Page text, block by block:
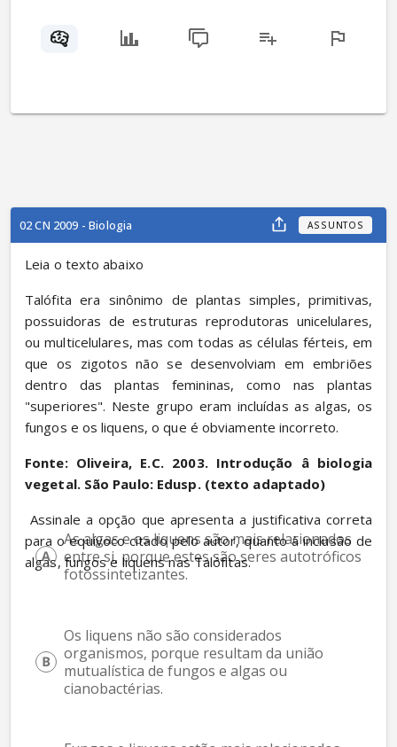
02 CN 2009 - Biologia ASSUNTOS
Leia o texto abaixo
Talófita era sinônimo de plantas simples, primitivas,
possuidoras de estruturas reprodutoras unicelulares,
ou multicelulares, mas com todas as células férteis, em
que os zigotos não se desenvolviam em embriões
dentro das plantas femininas, como nas plantas
"superiores". Neste grupo eram incluídas as algas, os
fungos e os liquens, o que é obviamente incorreto.
Fonte: Oliveira, E.C. 2003. Introdução â biologia
vegetal. São Paulo: Edusp. (texto adaptado)
Assinale a opção que apresenta a justificativa correta
para o equívoco citado pelo autor, quanto à inclusão de
algas, fungos e liquens nas Talófitas.
As algas e os liquens são mais relacionados
entre si, porque estes são seres autotróficos
fotossintetizantes.
Os liquens não são considerados
organismos, porque resultam da união
mutualística de fungos e algas ou
cianobactérias.